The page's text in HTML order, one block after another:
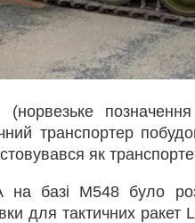
(норвезьке
транспортер
як
базі M548 було
для тактичних